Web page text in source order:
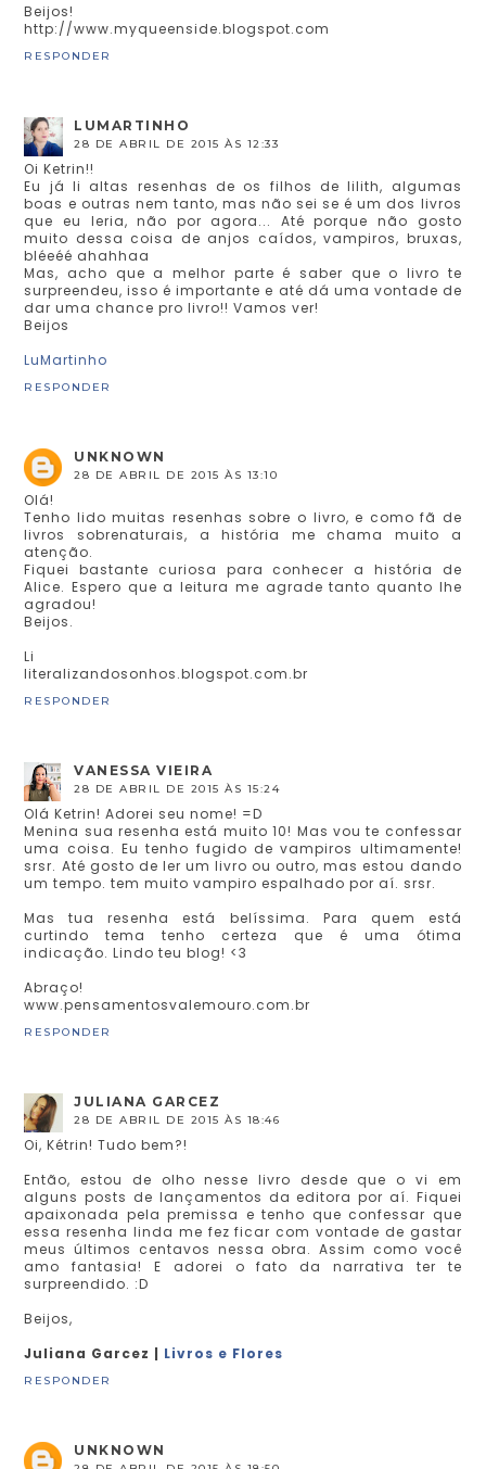
Beijos!
http://www.myqueenside.blogspot.com
RESPONDER
LUMARTINHO
28 DE ABRIL DE 2015 ÀS 12:33
Oi Ketrin!!
Eu já li altas resenhas de os filhos de lilith, algumas
boas e outras nem tanto, mas não sei se é um dos livros
que eu leria, não por agora... Até porque não gosto
muito dessa coisa de anjos caídos, vampiros, bruxas,
bléeéé ahahhaa
Mas, acho que a melhor parte é saber que o livro te
surpreendeu, isso é importante e até dá uma vontade de
dar uma chance pro livro!! Vamos ver!
Beijos
LuMartinho
RESPONDER
UNKNOWN
28 DE ABRIL DE 2015 ÀS 13:10
Olá!
Tenho lido muitas resenhas sobre o livro, e como fã de
livros sobrenaturais, a história me chama muito a
atenção.
Fiquei bastante curiosa para conhecer a história de
Alice. Espero que a leitura me agrade tanto quanto lhe
agradou!
Beijos.
Li
literalizandosonhos.blogspot.com.br
RESPONDER
VANESSA VIEIRA
28 DE ABRIL DE 2015 ÀS 15:24
Olá Ketrin! Adorei seu nome! =D
Menina sua resenha está muito 10! Mas vou te confessar
uma coisa. Eu tenho fugido de vampiros ultimamente!
srsr. Até gosto de ler um livro ou outro, mas estou dando
um tempo. tem muito vampiro espalhado por aí. srsr.
Mas tua resenha está belíssima. Para quem está
curtindo tema tenho certeza que é uma ótima
indicação. Lindo teu blog! <3
Abraço!
www.pensamentosvalemouro.com.br
RESPONDER
JULIANA GARCEZ
28 DE ABRIL DE 2015 ÀS 18:46
Oi, Kétrin! Tudo bem?!
Então, estou de olho nesse livro desde que o vi em
alguns posts de lançamentos da editora por aí. Fiquei
apaixonada pela premissa e tenho que confessar que
essa resenha linda me fez ficar com vontade de gastar
meus últimos centavos nessa obra. Assim como você
amo fantasia! E adorei o fato da narrativa ter te
surpreendido. :D
Beijos,
Juliana Garcez | Livros e Flores
RESPONDER
UNKNOWN